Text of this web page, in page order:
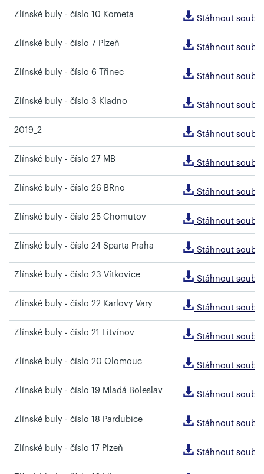
Zlínské buly - číslo 10 Kometa Stáhnout soubor
Zlínské buly - číslo 7 Plzeň Stáhnout soubor
Zlínské buly - číslo 6 Třinec Stáhnout soubor
Zlínské buly - číslo 3 Kladno Stáhnout soubor
2019_2 Stáhnout soubor
Zlínské buly - číslo 27 MB Stáhnout soubor
Zlínské buly - číslo 26 BRno Stáhnout soubor
Zlínské buly - číslo 25 Chomutov Stáhnout soubor
Zlínské buly - číslo 24 Sparta Praha Stáhnout soubor
Zlínské buly - číslo 23 Vítkovice Stáhnout soubor
Zlínské buly - číslo 22 Karlovy Vary Stáhnout soubor
Zlínské buly - číslo 21 Litvínov Stáhnout soubor
Zlínské buly - číslo 20 Olomouc Stáhnout soubor
Zlínské buly - číslo 19 Mladá Boleslav Stáhnout soubor
Zlínské buly - číslo 18 Pardubice Stáhnout soubor
Zlínské buly - číslo 17 Plzeň Stáhnout soubor